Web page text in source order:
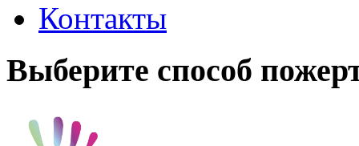
Контакты
Выберите способ